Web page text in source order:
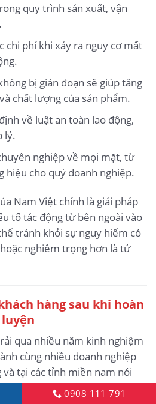
quy trình sản xuất, vận
chi phí khi xảy ra nguy cơ mất
bị gián đoạn sẽ giúp tăng
chất lượng của sản phẩm.
về luật an toàn lao động,
lý.
nghiệp về mọi mặt, từ
hiệu cho quý doanh nghiệp.
Nam Việt chính là giải pháp
tố tác động từ bên ngoài vào
tránh khỏi sự nguy hiểm có
nghiêm trọng hơn là tử
hàng sau khi hoàn
qua nhiều năm kinh nghiệm
cùng nhiều doanh nghiệp
tại các tỉnh miền nam nói
đối với Nam Việt là điều gì đó
0908 111 791